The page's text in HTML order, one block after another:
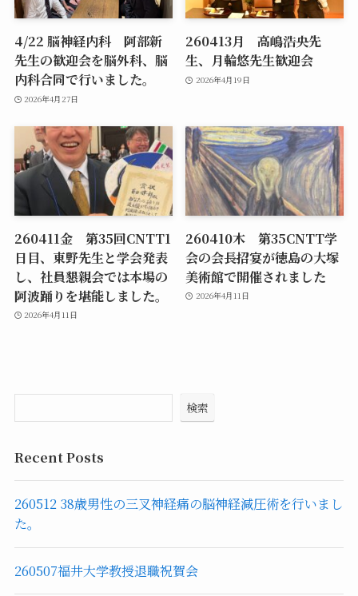
4/22 脳神経内科 阿部新
先生の歓迎会を脳外科、脳
内科合同で行いました。
2026年4月27日
260413月 高嶋浩央先
生、月輪悠先生歓迎会
2026年4月19日
260411金 第35回CNTT1
日目、東野先生と学会発表
し、社員懇親会では本場の
阿波踊りを堪能しました。
2026年4月11日
260410木 第35CNTT学
会の会長招宴が徳島の大塚
美術館で開催されました
2026年4月11日
検索
Recent Posts
260512 38歳男性の三叉神経痛の脳神経減圧術を行いまし
た。
260507福井大学教授退職祝賀会